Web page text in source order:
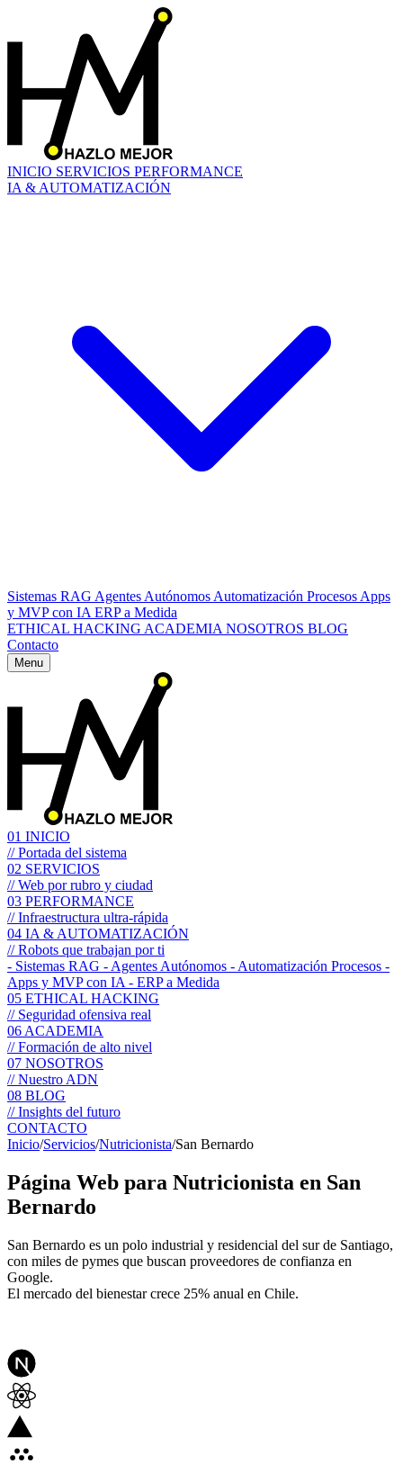
INICIO SERVICIOS PERFORMANCE
IA & AUTOMATIZACIÓN
Sistemas RAG Agentes Autónomos Automatización Procesos Apps
y MVP con IA ERP a Medida
ETHICAL HACKING ACADEMIA NOSOTROS BLOG
Contacto
Menu
01 INICIO
// Portada del sistema
02 SERVICIOS
// Web por rubro y ciudad
03 PERFORMANCE
// Infraestructura ultra-rápida
04 IA & AUTOMATIZACIÓN
// Robots que trabajan por ti
- Sistemas RAG - Agentes Autónomos - Automatización Procesos -
Apps y MVP con IA - ERP a Medida
05 ETHICAL HACKING
// Seguridad ofensiva real
06 ACADEMIA
// Formación de alto nivel
07 NOSOTROS
// Nuestro ADN
08 BLOG
// Insights del futuro
CONTACTO
Inicio/Servicios/Nutricionista/San Bernardo
Página Web para Nutricionista en San
Bernardo
San Bernardo es un polo industrial y residencial del sur de Santiago,
con miles de pymes que buscan proveedores de confianza en
Google.
El mercado del bienestar crece 25% anual en Chile.